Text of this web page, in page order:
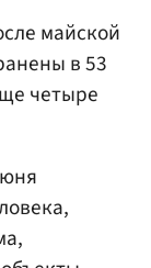
майской
в 53
четыре